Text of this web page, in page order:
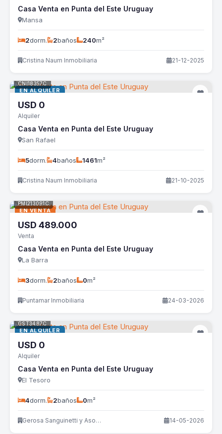
Casa Venta en Punta del Este Uruguay
Mansa
2dorm. 2baños 240m²
Cristina Naum Inmobiliaria 21-12-2025
EN ALQUILER
CNI18357C
USD 0
Alquiler
Casa Venta en Punta del Este Uruguay
San Rafael
5dorm. 4baños 1461m²
Cristina Naum Inmobiliaria 21-10-2025
EN VENTA
PMI213091C
USD 489.000
Venta
Casa Venta en Punta del Este Uruguay
La Barra
3dorm. 2baños 0m²
Puntamar Inmobiliaria 24-03-2026
EN ALQUILER
GST3487C
USD 0
Alquiler
Casa Venta en Punta del Este Uruguay
El Tesoro
4dorm. 2baños 0m²
Gerosa Sanguinetti y Asociados 14-05-2026